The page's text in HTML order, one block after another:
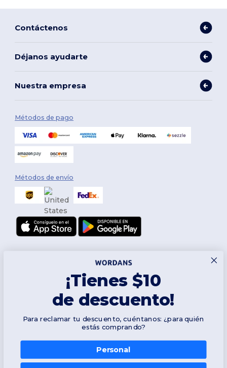
Contáctenos
Déjanos ayudarte
Nuestra empresa
Métodos de pago
Métodos de envío
2026. Todos los derechos reservados
Términos y Condiciones|Política de personalización|Política de
¡Tienes $10
de descuento!
Para reclamar tu descuento, cuéntanos: ¿para quién
estás comprando?
Personal